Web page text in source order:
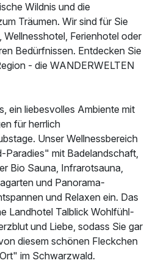
Wildnis und die
Träumen. Wir sind für Sie
Ferienhotel oder
Bedürfnissen. Entdecken Sie
- die WANDERWELTEN
ein liebesvolles Ambiente mit
für herrlich
Unser Wellnessbereich
mit Badelandschaft,
Bio Sauna, Infrarotsauna,
und Panorama-
und Relaxen ein. Das
Landhotel Talblick Wohlfühl-
und Liebe, sodass Sie gar
diesem schönen Fleckchen
im Schwarzwald.